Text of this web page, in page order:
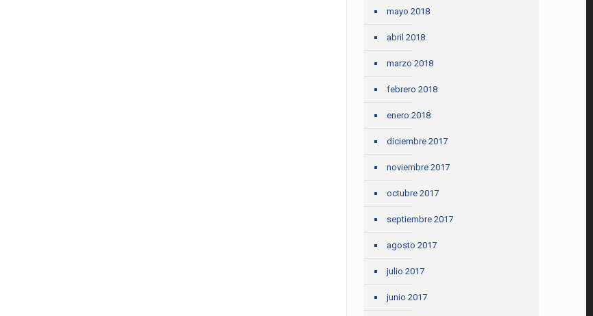
mayo 2018
abril 2018
marzo 2018
febrero 2018
enero 2018
diciembre 2017
noviembre 2017
octubre 2017
septiembre 2017
agosto 2017
julio 2017
junio 2017